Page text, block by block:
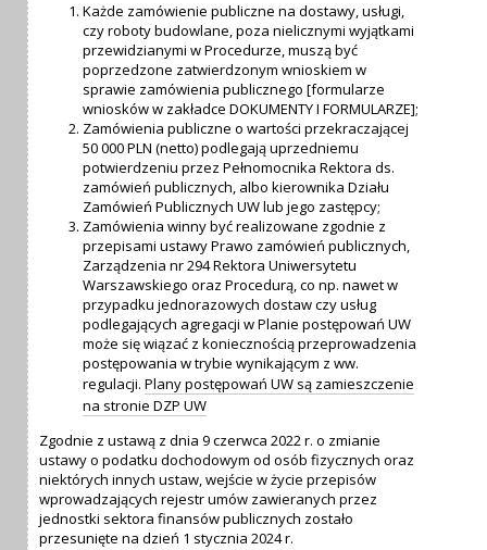
Każde zamówienie publiczne na dostawy, usługi,
czy roboty budowlane, poza nielicznymi wyjątkami
przewidzianymi w Procedurze, muszą być
poprzedzone zatwierdzonym wnioskiem w
sprawie zamówienia publicznego [formularze
wniosków w zakładce DOKUMENTY I FORMULARZE];
Zamówienia publiczne o wartości przekraczającej
50 000 PLN (netto) podlegają uprzedniemu
potwierdzeniu przez Pełnomocnika Rektora ds.
zamówień publicznych, albo kierownika Działu
Zamówień Publicznych UW lub jego zastępcy;
Zamówienia winny być realizowane zgodnie z
przepisami ustawy Prawo zamówień publicznych,
Zarządzenia nr 294 Rektora Uniwersytetu
Warszawskiego oraz Procedurą, co np. nawet w
przypadku jednorazowych dostaw czy usług
podlegających agregacji w Planie postępowań UW
może się wiązać z koniecznością przeprowadzenia
postępowania w trybie wynikającym z ww.
regulacji. Plany postępowań UW są zamieszczenie
na stronie DZP UW
Zgodnie z ustawą z dnia 9 czerwca 2022 r. o zmianie
ustawy o podatku dochodowym od osób fizycznych oraz
niektórych innych ustaw, wejście w życie przepisów
wprowadzających rejestr umów zawieranych przez
jednostki sektora finansów publicznych zostało
przesunięte na dzień 1 stycznia 2024 r.